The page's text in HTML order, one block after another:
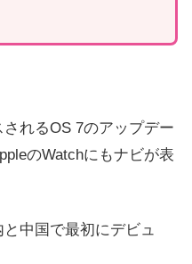
れるOS 7のアップデー
のWatchにもナビが表
中国で最初にデビュ